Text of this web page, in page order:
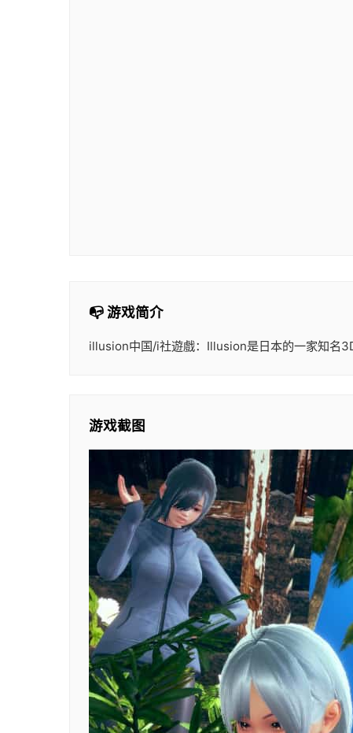
📭 游戏简介
illusion中国/i社遊戲：Illusion是日本的一家知名
游戏截图